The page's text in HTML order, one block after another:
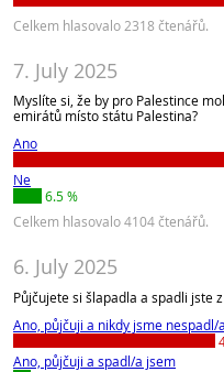
Celkem hlasovalo 2318 čtenářů.
7. July 2025
Myslíte si, že by pro Palestince
emirátů místo státu Palestina?
Ano
Ne
6.5 %
Celkem hlasovalo 4104 čtenářů.
6. July 2025
Půjčujete si šlapadla a spadli jste
Ano, půjčuji a nikdy jsme nespadl/a
Ano, půjčuji a spadl/a jsem